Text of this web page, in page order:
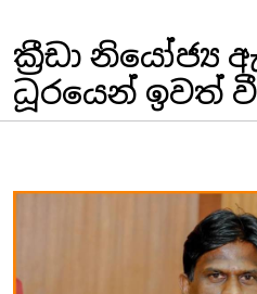
ක්‍රීඩා නියෝජ්‍ය
ධූරයෙන් ඉවත්